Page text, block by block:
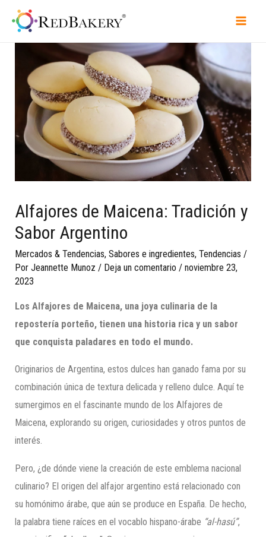
Alfajores de Maicena: Tradición y
Sabor Argentino
Mercados & Tendencias,Sabores e ingredientes,Tendencias /
PorJeannette Munoz / Deja un comentario /noviembre 23,
2023
Los Alfajores de Maicena, una joya culinaria de la
repostería porteño, tienen una historia rica y un sabor
que conquista paladares en todo el mundo.
Originarios de Argentina, estos dulces han ganado fama por su
combinación única de textura delicada y relleno dulce. Aquí te
sumergimos en el fascinante mundo de los Alfajores de
Maicena, explorando su origen, curiosidades y otros puntos de
interés.
Pero, ¿de dónde viene la creación de este emblema nacional
culinario? El origen del alfajor argentino está relacionado con
su homónimo árabe, que aún se produce en España. De hecho,
la palabra tiene raíces en el vocablo hispano-árabe “al-hasú”,